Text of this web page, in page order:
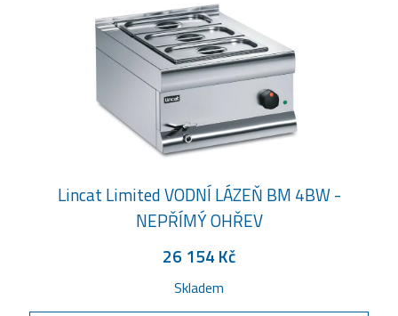
Lincat Limited VODNÍ LÁZEŇ BM 4BW -
NEPŘÍMÝ OHŘEV
26 154 Kč
Skladem